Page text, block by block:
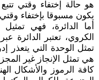
هو حالة إختفاء وقتي
يكون مسبوقا بإختفاء
أما الدائرة، فهي
الكروي، تعتبر الدائرة
تمثل الوحدة التي يتعذر
هي تمثل الإنجاز غير
كافة الرموز والأشكال